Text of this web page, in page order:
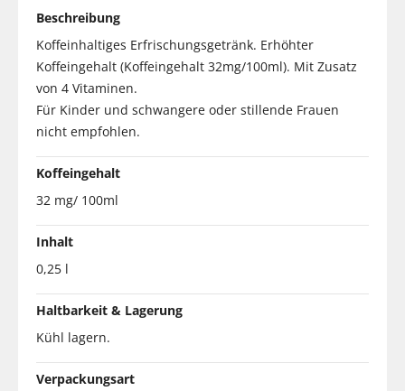
Beschreibung
Koffeinhaltiges Erfrischungsgetränk. Erhöhter
Koffeingehalt (Koffeingehalt 32mg/100ml). Mit Zusatz
von 4 Vitaminen.
Für Kinder und schwangere oder stillende Frauen
nicht empfohlen.
Koffeingehalt
32 mg/ 100ml
Inhalt
0,25 l
Haltbarkeit & Lagerung
Kühl lagern.
Verpackungsart